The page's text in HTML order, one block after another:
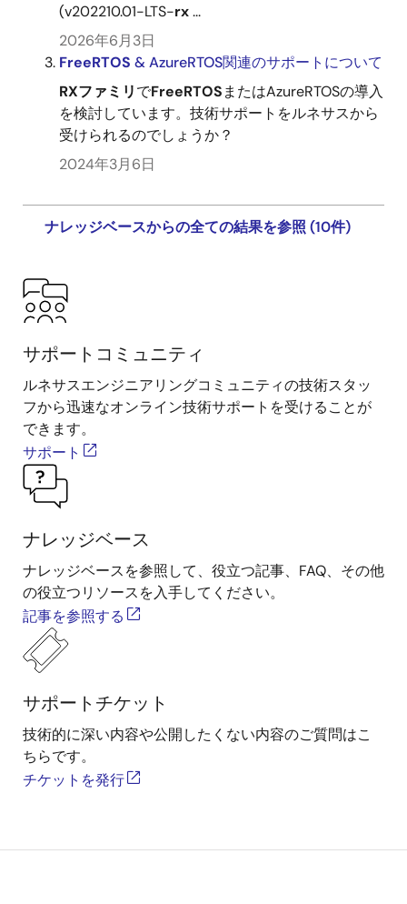
(v202210.01-LTS-rx...
2026年6月3日
FreeRTOS & AzureRTOS関連のサポートについて
RXファミリでFreeRTOSまたはAzureRTOSの導入
を検討しています。技術サポートをルネサスから
受けられるのでしょうか？
2024年3月6日
ナレッジベースからの全ての結果を参照 (10件)
サポートコミュニティ
ルネサスエンジニアリングコミュニティの技術スタッ
フから迅速なオンライン技術サポートを受けることが
できます。
サポート
ナレッジベース
ナレッジベースを参照して、役立つ記事、FAQ、その他
の役立つリソースを入手してください。
記事を参照する
サポートチケット
技術的に深い内容や公開したくない内容のご質問はこ
ちらです。
チケットを発行